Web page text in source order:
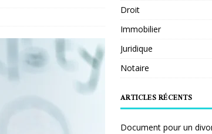
Droit
Immobilier
Juridique
Notaire
ARTICLES RÉCENTS
Document pour un